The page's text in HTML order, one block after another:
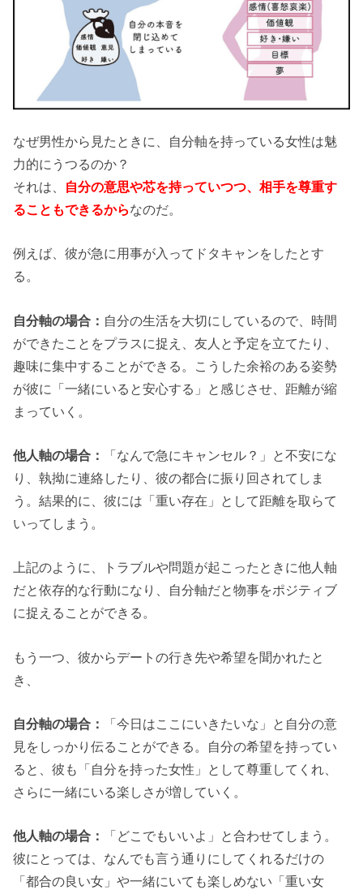
なぜ男性から見たときに、自分軸を持っている女性は魅
力的にうつるのか？
それは、 自分の意思や芯を持っていつつ、相手を尊重す
ることもできるからなのだ。
例えば、彼が急に用事が入ってドタキャンをしたとす
る。
自分軸の場合： 自分の生活を大切にしているので、時間
ができたことをプラスに捉え、友人と予定を立てたり、
趣味に集中することができる。こうした余裕のある姿勢
が彼に「一緒にいると安心する」と感じさせ、距離が縮
まっていく。
他人軸の場合：
「なんで急にキャンセル？」と不安にな
り、執拗に連絡したり、彼の都合に振り回されてしま
う。結果的に、彼には「重い存在」として距離を取らて
いってしまう。
上記のように、トラブルや問題が起こったときに他人軸
だと依存的な行動になり、自分軸だと物事をポジティブ
に捉えることができる。
もう一つ、彼からデートの行き先や希望を聞かれたと
き、
自分軸の場合：
「今日はここにいきたいな」と自分の意
見をしっかり伝ることができる。自分の希望を持ってい
ると、彼も「自分を持った女性」として尊重してくれ、
さらに一緒にいる楽しさが増していく。
他人軸の場合：
「どこでもいいよ」と合わせてしまう。
彼にとっては、なんでも言う通りにしてくれるだけの
「都合の良い女」や一緒にいても楽しめない「重い女